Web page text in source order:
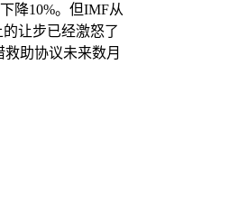
降10%。但IMF从
让步已经激怒了
助协议未来数月